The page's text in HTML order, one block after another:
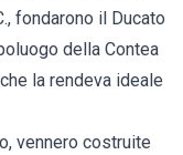
fondarono il Ducato
della Contea
la rendeva ideale
vennero costruite